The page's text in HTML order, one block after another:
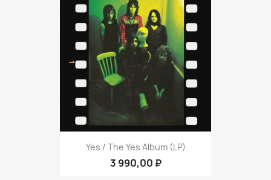
Yes / The Yes Album (LP)
3 990,00 ₽